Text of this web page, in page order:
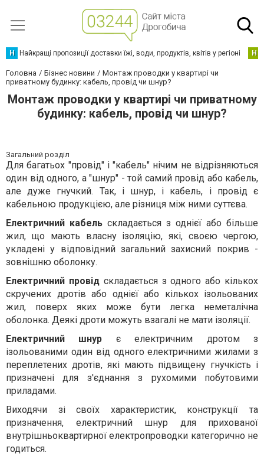
Н Найкращі пропозиції доставки їжі, води, продуктів, квітів у регіоні Н
Головна Бізнес новини
Монтаж проводки у квартирі чи
приватному будинку: кабель, провід чи шнур?
Монтаж проводки у квартирі чи приватному
будинку: кабель, провід чи шнур?
Загальний розділ
Для багатьох "провід" і "кабель" нічим не відрізняються
один від одного, а "шнур" - той самий провід або кабель,
але дуже гнучкий. Так, і шнур, і кабель, і провід є
кабельною продукцією, але різниця між ними суттєва.
Електричний кабель складається з однієї або більше
жил, що мають власну ізоляцію, які, своєю чергою,
укладені у відповідний загальний захисний покрив -
зовнішню оболонку.
Електричний провідскладається з одного або кількох
скручених дротів або однієї або кількох ізольованих
жил, поверх яких може бути легка неметалічна
оболонка. Деякі дроти можуть взагалі не мати ізоляції.
Електричний шнур є електричним дротом з
ізольованими один від одного електричними жилами з
переплетених дротів, які мають підвищену гнучкість і
призначені для з'єднання з рухомими побутовими
приладами.
Виходячи зі своїх характеристик, конструкції та
призначення, електричний шнур для прихованої
внутрішньоквартирної електропроводки категорично не
годиться.